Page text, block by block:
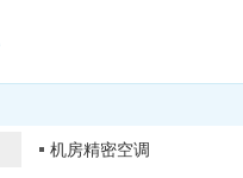
机房精密空调